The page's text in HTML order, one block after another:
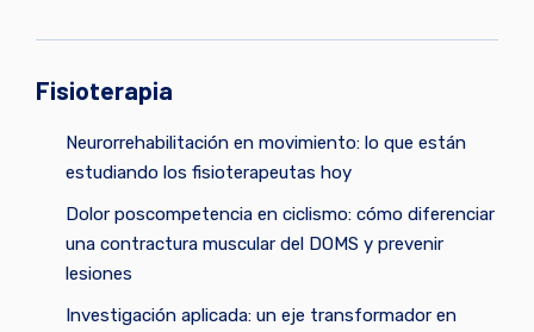
Fisioterapia
Neurorrehabilitación en movimiento: lo que están
estudiando los fisioterapeutas hoy
Dolor poscompetencia en ciclismo: cómo diferenciar
una contractura muscular del DOMS y prevenir
lesiones
Investigación aplicada: un eje transformador en